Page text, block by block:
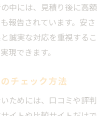
中には、見積り後に高額
報告されています。安さ
誠実な対応を重視するこ
現できます。
チェック方法
ためには、口コミや評判